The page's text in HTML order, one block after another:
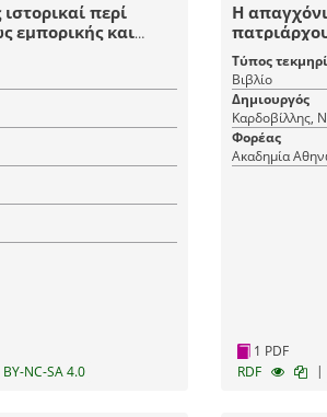
ιστορικαί περί
εμπορικής και
Εύξεινον Πόντον
BY-NC-SA 4.0
Η
: δράμα εις
Τύπος
Βιβλίο
Δημιουργός
Καρδοβίλλης,
Φορέας
Ακαδημία
1 PDF
RDF
|